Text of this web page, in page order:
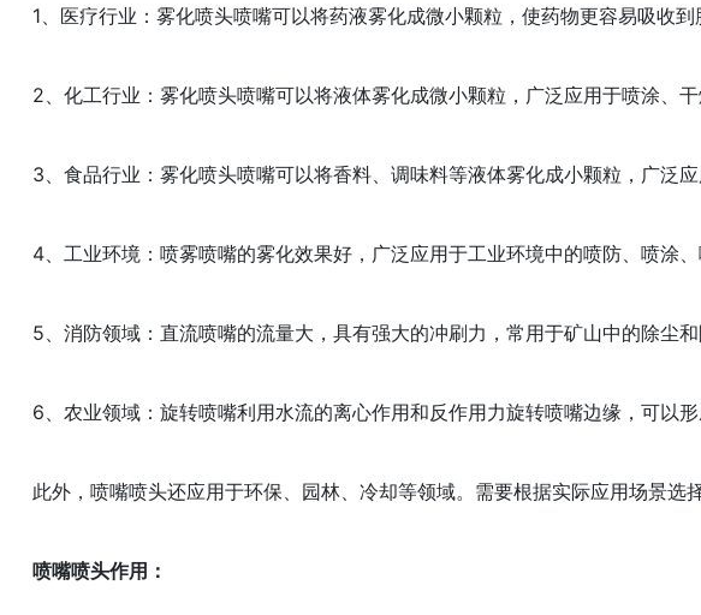
1、医疗行业：雾化喷头喷嘴可以将药液雾化成微小颗粒，使药物更容易吸收到
2、化工行业：雾化喷头喷嘴可以将液体雾化成微小颗粒，广泛应用于喷涂、干
3、食品行业：雾化喷头喷嘴可以将香料、调味料等液体雾化成小颗粒，广泛应
4、工业环境：喷雾喷嘴的雾化效果好，广泛应用于工业环境中的喷防、喷涂、
5、消防领域：直流喷嘴的流量大，具有强大的冲刷力，常用于矿山中的除尘
6、农业领域：旋转喷嘴利用水流的离心作用和反作用力旋转喷嘴边缘，可以
此外，喷嘴喷头还应用于环保、园林、冷却等领域。需要根据实际应用场景选
喷嘴喷头作用：